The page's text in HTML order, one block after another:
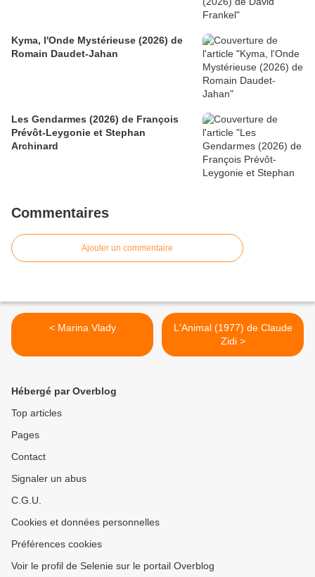
Kyma, l'Onde Mystérieuse (2026) de
Romain Daudet-Jahan
Les Gendarmes (2026) de François
Prévôt-Leygonie et Stephan
Archinard
Commentaires
Ajouter un commentaire
< Marina Vlady
L'Animal (1977) de Claude
Zidi >
Hébergé par Overblog
Top articles
Pages
Contact
Signaler un abus
C.G.U.
Cookies et données personnelles
Préférences cookies
Voir le profil de Selenie sur le portail Overblog